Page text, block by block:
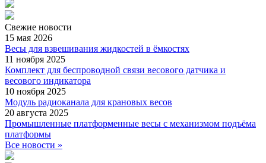
Свежие новости
15 мая 2026
Весы для взвешивания жидкостей в ёмкостях
11 ноября 2025
Комплект для беспроводной связи весового датчика и
весового индикатора
10 ноября 2025
Модуль радиоканала для крановых весов
20 августа 2025
Промышленные платформенные весы с механизмом подъёма
платформы
Все новости »